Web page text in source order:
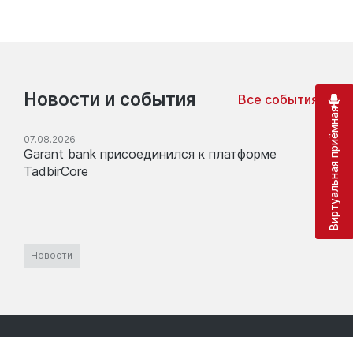
Новости и события Все события
07.08.2026
Garant bank присоединился к платформе
TadbirCore
Новости
Виртуальная приёмная